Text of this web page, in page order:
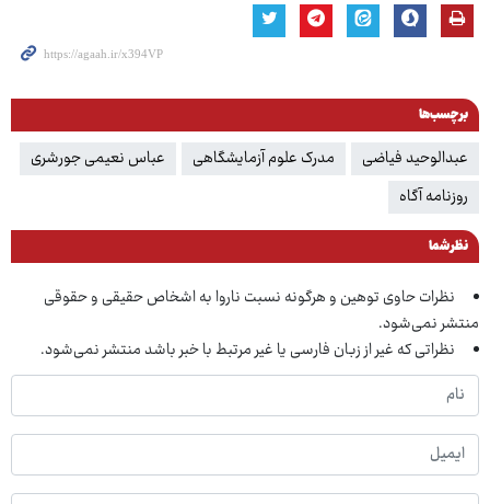
برچسب‌ها
عبدالوحید فیاضی مدرک علوم آزمایشگاهی
عباس نعیمی جورشری
روزنامه آگاه
نظر شما
نظرات حاوی توهین و هرگونه نسبت ناروا به اشخاص حقیقی و حقوقی
منتشر نمی‌شود.
نظراتی که غیر از زبان فارسی یا غیر مرتبط با خبر باشد منتشر نمی‌شود.